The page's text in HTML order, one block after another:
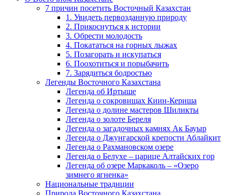
7 причин посетить Восточный Казахстан
1. Увидеть первозданную природу
2. Прикоснуться к истории
3. Обрести молодость
4. Покататься на горных лыжах
5. Позагорать и искупаться
6. Поохотиться и порыбачить
7. Зарядиться бодростью
Легенды Восточного Казахстана
Легенда об Иртыше
Легенда о сокровищах Киин-Кериша
Легенда о долине мастеров Шиликты
Легенда о золоте Береля
Легенда о загадочных камнях Ак Бауыр
Легенда о Джунгарской крепости Аблайкит
Легенда о Рахмановском озере
Легенда о Белухе – царице Алтайских гор
Легенда об озере Маркаколь – «Озеро
зимнего ягненка»
Национальные традиции
Природа Восточного Казахстана